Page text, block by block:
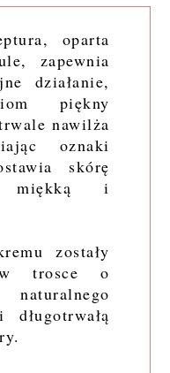
oparta
zapewnia
działanie,
piękny
nawilża
oznaki
skórę
miękką i
zostały
w trosce o